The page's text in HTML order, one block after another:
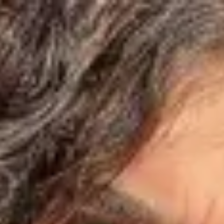
Formateur Empara
Maxime Garnaud
Étalonneur
1 formation publiée